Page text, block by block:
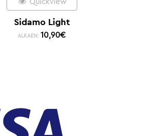
Quickview
Sidamo Light
ALKAEN: 10,90€